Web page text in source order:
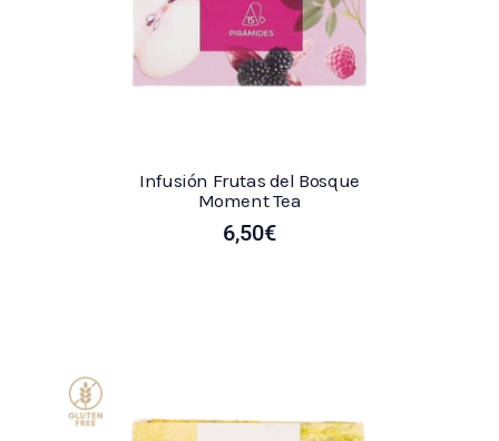
Infusión Frutas del Bosque
Moment Tea
6,50€